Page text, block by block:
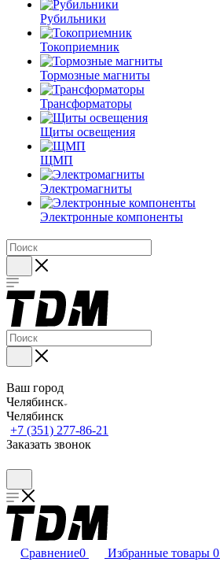
Рубильники
Токоприемник
Тормозные магниты
Трансформаторы
Щиты освещения
ЩМП
Электромагниты
Электронные компоненты
Ваш город
Челябинск
Челябинск
+7 (351) 277-86-21
Заказать звонок
Сравнение0 Избранные товары 0